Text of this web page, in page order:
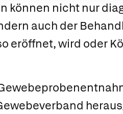
können nicht nur
auch der
eröffnet, wird oder